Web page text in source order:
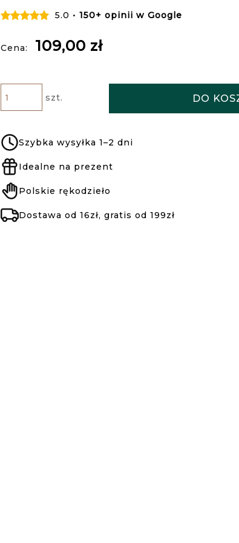
5.0 • 150+ opinii w Google
Cena: 109,00 zł
szt. DO
Szybka wysyłka 1–2 dni
Idealne na prezent
Polskie rękodzieło
Dostawa od 16zł, gratis od 199zł